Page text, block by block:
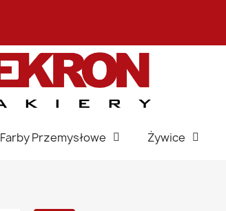
Farby Przemysłowe Żywice